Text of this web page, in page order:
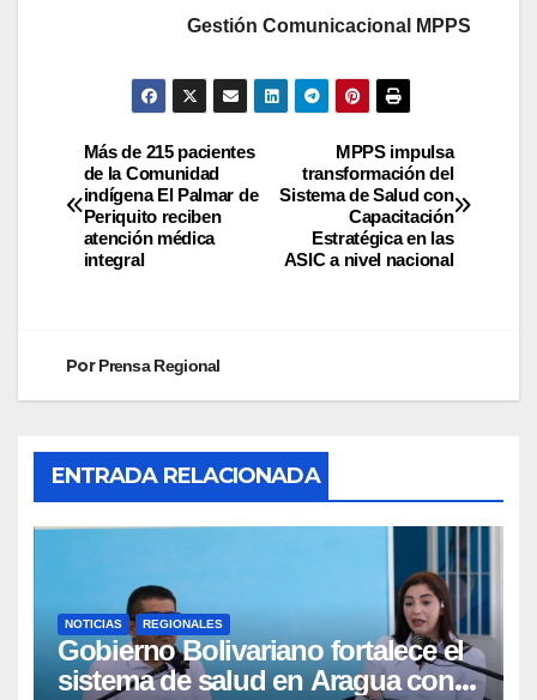
Gestión Comunicacional MPPS
MPPS impulsa
transformación del
Sistema de Salud con
Capacitación
Estratégica en las
ASIC a nivel nacional
Más de 215 pacientes
de la Comunidad
indígena El Palmar de
Periquito reciben
atención médica
integral
PorPrensa Regional
ENTRADA RELACIONADA
NOTICIAS REGIONALES
Gobierno Bolivariano fortalece el
sistema de salud en Aragua con